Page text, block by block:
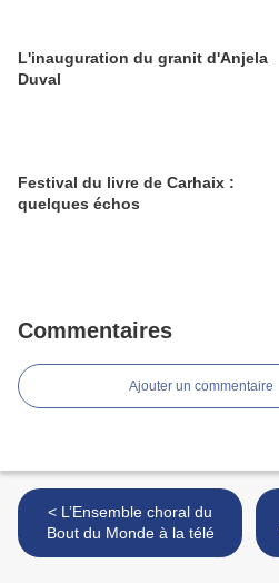
L'inauguration du granit d'Anjela
Duval
Festival du livre de Carhaix :
quelques échos
Commentaires
Ajouter un commentaire
< L’Ensemble choral du
Bout du Monde à la télé